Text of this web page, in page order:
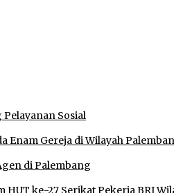
Sosial
Enam Gereja di Wilayah
di Palembang
ke-27 Serikat Pekerja BRI